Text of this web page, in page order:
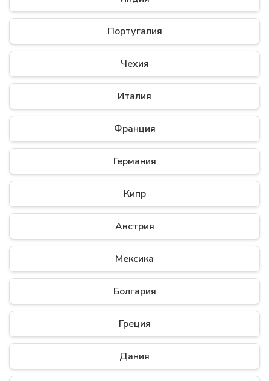
Португалия
Чехия
Италия
Франция
Германия
Кипр
Австрия
Мексика
Болгария
Греция
Дания